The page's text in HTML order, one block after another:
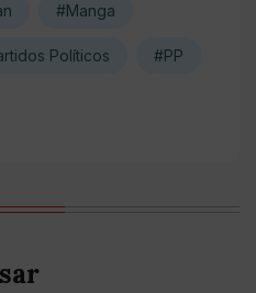
#Manga
Políticos #PP